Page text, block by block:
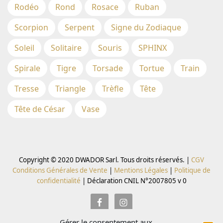
Rodéo Rond Rosace
Ruban
Scorpion
Serpent
Signe du Zodiaque
Soleil
Solitaire Souris
SPHINX
Spirale
Tigre Torsade Tortue
Train
Tresse
Triangle Trèfle
Tête
Tête de César
Vase
Copyright © 2020 DWADOR Sarl. Tous droits réservés. | CGV
Conditions Générales de Vente | Mentions Légales | Politique de
confidentialité | Déclaration CNIL N°2007805 v 0